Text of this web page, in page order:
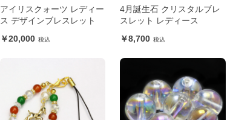
アイリスクォーツ レディー
ス デザインブレスレット
20,000
4月誕生石 クリスタルブレ
スレット レディース
8,700